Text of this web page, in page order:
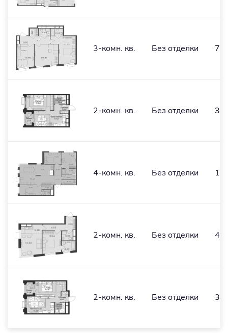
3-комн. кв. Без отделки
2-комн. кв. Без отделки
4-комн. кв. Без отделки
2-комн. кв. Без отделки
2-комн. кв. Без отделки